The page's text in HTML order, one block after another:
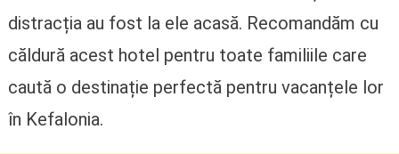
distracția au fost la ele acasă. Recomandăm cu
căldură acest hotel pentru toate familiile care
caută o destinație perfectă pentru vacanțele lor
în Kefalonia.